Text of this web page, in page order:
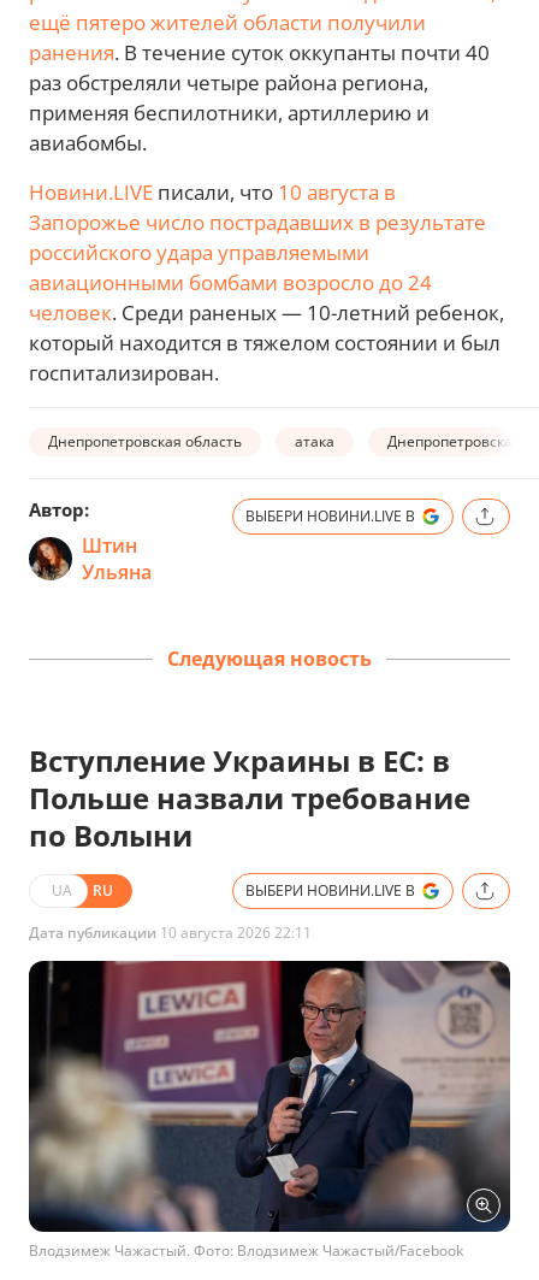
ещё пятеро жителей области получили
ранения. В течение суток оккупанты почти 40
раз обстреляли четыре района региона,
применяя беспилотники, артиллерию и
авиабомбы.
Новини.LIVE писали, что 10 августа в
Запорожье число пострадавших в результате
российского удара управляемыми
авиационными бомбами возросло до 24
человек. Среди раненых — 10-летний ребенок,
который находится в тяжелом состоянии и был
госпитализирован.
Днепропетровская область атака Днепропетровская
Автор:
Штин
Ульяна
ВЫБЕРИ НОВИНИ.LIVE В
Следующая новость
Вступление Украины в ЕС: в
Польше назвали требование
по Волыни
UA RU ВЫБЕРИ НОВИНИ.LIVE В
Дата публикации 10 августа 2026 22:11
Влодзимеж Чажастый. Фото: Влодзимеж Чажастый/Facebook